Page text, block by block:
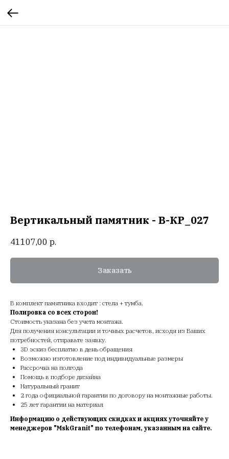
Вертикальный памятник - В-КР_027
41107,00 р.
Заказать
В комплект памятника входит : стела + тумба.
Полировка со всех сторон!
Стоимость указана без учета монтажа.
Для получения консультации и точных расчетов, исходя из Ваших
потребностей, отправьте заявку.
3D эскиз бесплатно в день обращения
Возможно изготовление под индивидуальные размеры
Рассрочка на полгода
Помощь в подборе дизайна
Натуральный гранит
2 года официальной гарантии по договору на монтажные работы.
25 лет гарантии на материал
Информацию о действующих скидках и акциях уточняйте у
менеджеров "MskGranit" по телефонам, указанным на сайте.